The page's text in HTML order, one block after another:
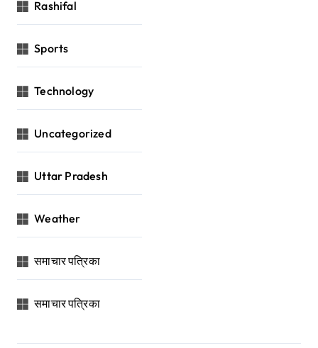
Rashifal
Sports
Technology
Uncategorized
Uttar Pradesh
Weather
समाचार पत्रिका
समाचार पत्रिका